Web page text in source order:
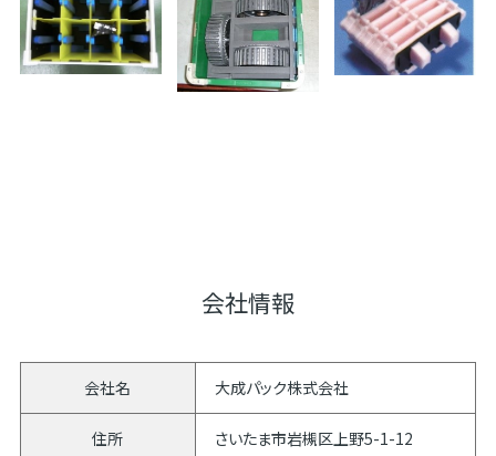
会社情報
会社名 大成パック株式会社
住所 さいたま市岩槻区上野5-1-12